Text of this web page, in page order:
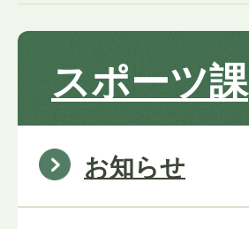
スポーツ課
お知らせ